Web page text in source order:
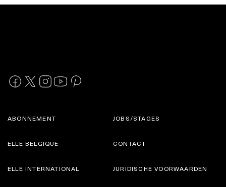
ABONNEMENT
ELLE BELGIQUE
JOBS/STAGES
CONTACT
ELLE INTERNATIONAL JURIDISCHE VOORWAARDEN